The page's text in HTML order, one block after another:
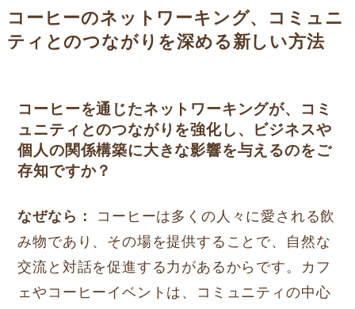
コーヒーのネットワーキング、コミュニ
ティとのつながりを深める新しい方法
コーヒーを通じたネットワーキングが、コミ
ュニティとのつながりを強化し、ビジネスや
個人の関係構築に大きな影響を与えるのをご
存知ですか？
なぜなら：
コーヒーは多くの人々に愛される飲
み物であり、その場を提供することで、自然な
交流と対話を促進する力があるからです。カフ
ェやコーヒーイベントは、コミュニティの中心